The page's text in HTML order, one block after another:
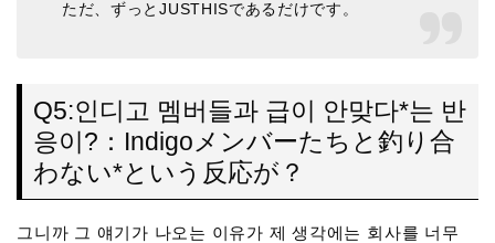
ただ、ずっとJUSTHISであるだけです。
Q5:인디고 멤버들과 급이 안맞다*는 반
응이?：Indigoメンバーたちと釣り合
わない*という反応が？
그니까 그 얘기가 나오는 이유가 제 생각에는 회사를 너무